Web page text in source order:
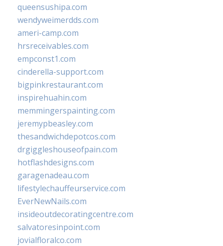
queensushipa.com
wendyweimerdds.com
ameri-camp.com
hrsreceivables.com
empconst1.com
cinderella-support.com
bigpinkrestaurant.com
inspirehuahin.com
memmingerspainting.com
jeremypbeasley.com
thesandwichdepotcos.com
drgiggleshouseofpain.com
hotflashdesigns.com
garagenadeau.com
lifestylechauffeurservice.com
EverNewNails.com
insideoutdecoratingcentre.com
salvatoresinpoint.com
jovialfloralco.com